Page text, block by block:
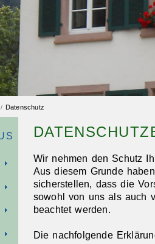
/ Datenschutz
Wir nehmen den Schutz
Aus diesem Grunde
sicherstellen, dass die
sowohl von uns als auch
beachtet werden.
Die nachfolgende